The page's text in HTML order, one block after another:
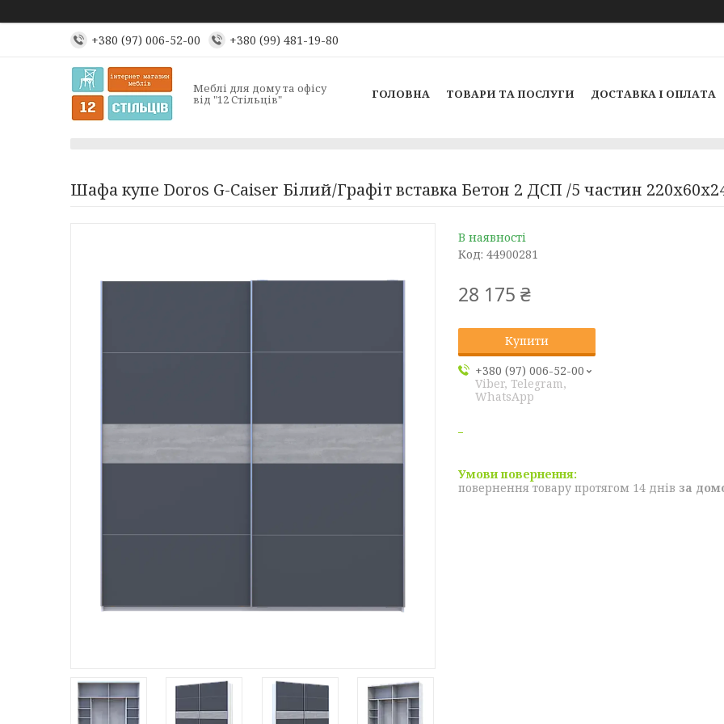
+380 (97) 006-52-00 +380 (99) 481-19-80
Меблі для дому та офісу
від "12 Стільців" ГОЛОВНА ТОВАРИ ТА ПОСЛУГИ ДОСТАВКА І ОПЛАТА
Шафа купе Doros G-Caiser Білий/Графіт вставка Бетон 2 ДСП /5 частин
В наявності
Код: 44900281
28 175 ₴
Купити
+380 (97) 006-52-00
Viber, Telegram,
WhatsApp
повернення товару протягом 14 днів за